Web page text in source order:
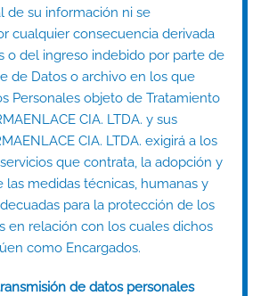
de su información ni se
cualquier consecuencia derivada
o del ingreso indebido por parte de
de Datos o archivo en los que
Personales objeto de Tratamiento
CIA. LTDA. y sus
CIA. LTDA. exigirá a los
que contrata, la adopción y
medidas técnicas, humanas y
para la protección de los
en relación con los cuales dichos
como Encargados.
de datos personales